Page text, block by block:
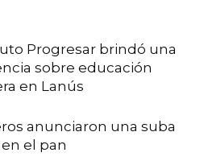
Progresar brindó una
sobre educación
en Lanús
anunciaron una suba
en el pan